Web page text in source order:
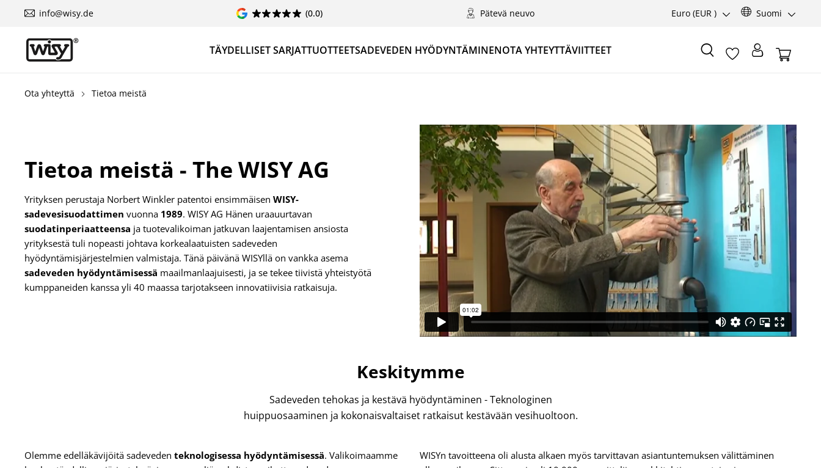
info@wisy.de (0.0) Pätevä neuvo Euro (EUR ) Suomi
TÄYDELLISET SARJATTUOTTEETSADEVEDEN HYÖDYNTÄMINENOTA YHTEYTTÄVIITTEET
Ota yhteyttä Tietoa meistä
Tietoa meistä - The WISY AG
Yrityksen perustaja Norbert Winkler patentoi ensimmäisen WISY-
sadevesisuodattimen vuonna 1989. WISY AG Hänen uraauurtavan
suodatinperiaatteensa ja tuotevalikoiman jatkuvan laajentamisen ansiosta
yrityksestä tuli nopeasti johtava korkealaatuisten sadeveden
hyödyntämisjärjestelmien valmistaja. Tänä päivänä WISYllä on vankka asema
sadeveden hyödyntämisessä maailmanlaajuisesti, ja se tekee tiivistä yhteistyötä
kumppaneiden kanssa yli 40 maassa tarjotakseen innovatiivisia ratkaisuja.
Keskitymme
Sadeveden tehokas ja kestävä hyödyntäminen - Teknologinen
huippuosaaminen ja kokonaisvaltaiset ratkaisut kestävään vesihuoltoon.
Olemme edelläkävijöitä sadeveden teknologisessa hyödyntämisessä. Valikoimaamme
WISYn tavoitteena oli alusta alkaen myös tarvittavan asiantuntemuksen välittäminen